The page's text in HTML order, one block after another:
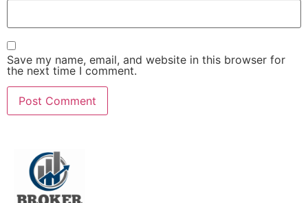
Save my name, email, and website in this browser for
the next time I comment.